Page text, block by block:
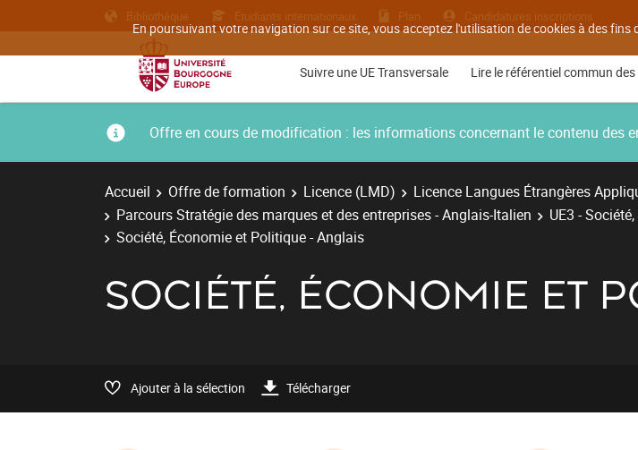
En poursuivant votre navigation sur ce site, vous acceptez l'utilisation de cookies à des
Bibliothèque Etudiants internationaux Plan Candidatures inscriptions
Suivre une UE Transversale Lire le référentiel commun
Offre en cours de modification : les informations concernant le contenu des
Accueil Offre de formation Licence (LMD)
Licence Langues Étrangères
Parcours Stratégie des marques et des entreprises - Anglais-Italien
UE3 -
Société, Économie et Politique - Anglais
SOCIÉTÉ, ÉCONOMIE ET
Ajouter à la sélection Télécharger